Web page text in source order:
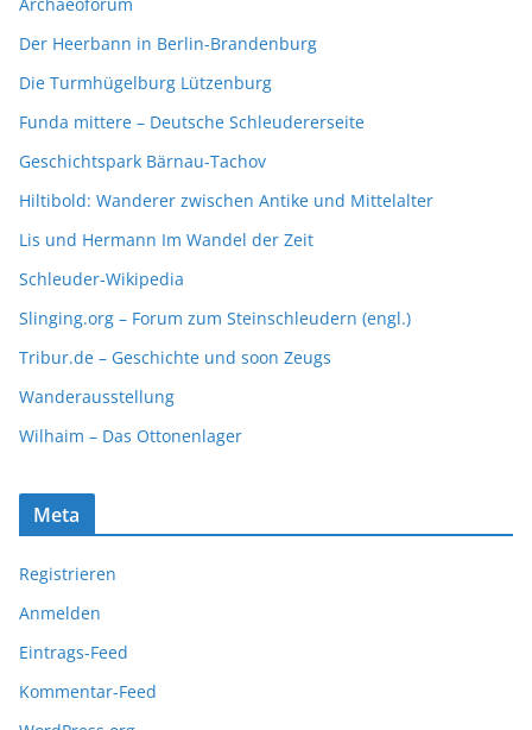
Archaeoforum
Der Heerbann in Berlin-Brandenburg
Die Turmhügelburg Lützenburg
Funda mittere – Deutsche Schleudererseite
Geschichtspark Bärnau-Tachov
Hiltibold: Wanderer zwischen Antike und Mittelalter
Lis und Hermann Im Wandel der Zeit
Schleuder-Wikipedia
Slinging.org – Forum zum Steinschleudern (engl.)
Tribur.de – Geschichte und soon Zeugs
Wanderausstellung
Wilhaim – Das Ottonenlager
Meta
Registrieren
Anmelden
Eintrags-Feed
Kommentar-Feed